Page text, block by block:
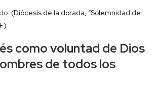
(Diócesis de la dorada, “Solemnidad de
como voluntad de Dios
de todos los